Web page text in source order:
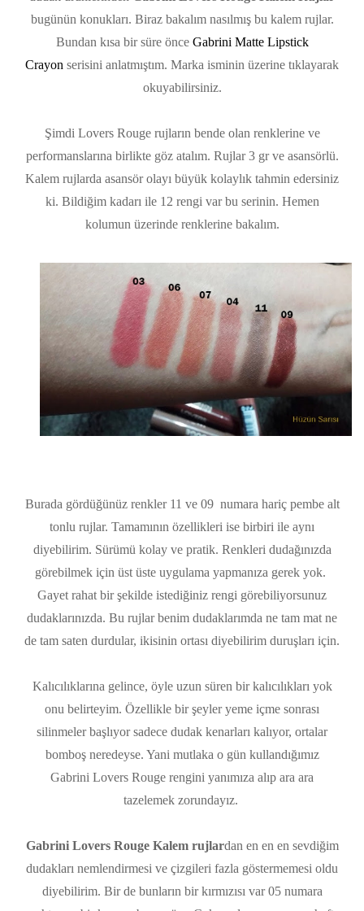
bugünün konukları. Biraz bakalım nasılmış bu kalem rujlar.
Bundan kısa bir süre önce Gabrini Matte Lipstick
Crayon serisini anlatmıştım. Marka isminin üzerine tıklayarak
okuyabilirsiniz.
Şimdi Lovers Rouge rujların bende olan renklerine ve
performanslarına birlikte göz atalım. Rujlar 3 gr ve asansörlü.
Kalem rujlarda asansör olayı büyük kolaylık tahmin edersiniz
ki. Bildiğim kadarı ile 12 rengi var bu serinin. Hemen
kolumun üzerinde renklerine bakalım.
Burada gördüğünüz renkler 11 ve 09 numara hariç pembe alt
tonlu rujlar. Tamamının özellikleri ise birbiri ile aynı
diyebilirim. Sürümü kolay ve pratik. Renkleri dudağınızda
görebilmek için üst üste uygulama yapmanıza gerek yok.
Gayet rahat bir şekilde istediğiniz rengi görebiliyorsunuz
dudaklarınızda. Bu rujlar benim dudaklarımda ne tam mat ne
de tam saten durdular, ikisinin ortası diyebilirim duruşları için.
Kalıcılıklarına gelince, öyle uzun süren bir kalıcılıkları yok
onu belirteyim. Özellikle bir şeyler yeme içme sonrası
silinmeler başlıyor sadece dudak kenarları kalıyor, ortalar
bomboş neredeyse. Yani mutlaka o gün kullandığımız
Gabrini Lovers Rouge rengini yanımıza alıp ara ara
tazelemek zorundayız.
Gabrini Lovers Rouge Kalem rujlardan en en en sevdiğim
dudakları nemlendirmesi ve çizgileri fazla göstermemesi oldu
diyebilirim. Bir de bunların bir kırmızısı var 05 numara